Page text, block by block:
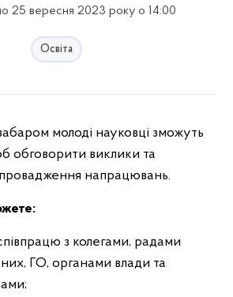
25 вересня 2023 року о 14:00
Освіта
обговорити виклики та
напрацювань.
з колегами, радами
ГО, органами влади та